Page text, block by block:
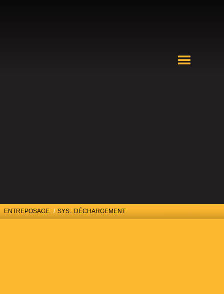
ENTREPOSAGE / SYS.. DÉCHARGEMENT